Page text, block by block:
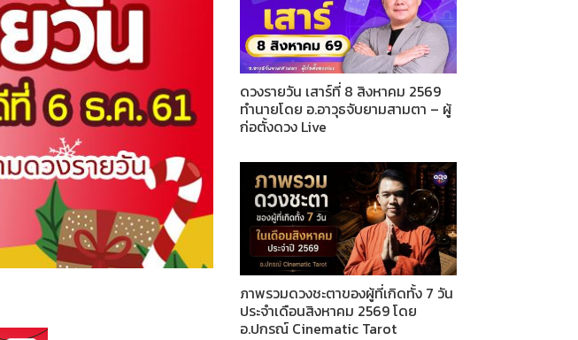
ดวงรายวัน เสาร์ที่ 8 สิงหาคม 2569
ทำนายโดย อ.อาวุธจับยามสามตา – ผู้
ก่อตั้งดวง Live
ภาพรวมดวงชะตาของผู้ที่เกิดทั้ง 7 วัน
ประจำเดือนสิงหาคม 2569 โดย
อ.ปกรณ์ Cinematic Tarot